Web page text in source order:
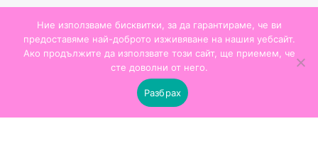
Моят профил
Проследи поръчка
Ние използваме бисквитки, за да гарантираме, че ви
предоставяме най-доброто изживяване на нашия уебсайт.
Ако продължите да използвате този сайт, ще приемем, че
сте доволни от него.
Разбрах